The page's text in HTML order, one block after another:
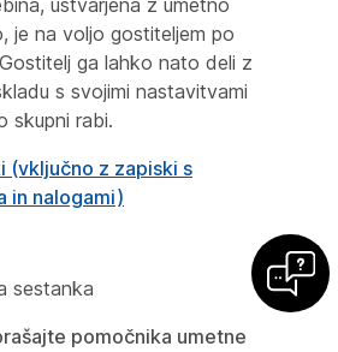
ustvarjena z umetno
je na voljo gostiteljem po
ga lahko nato deli z
s svojimi nastavitvami
skupni rabi.
(vključno z zapiski s
in nalogami)
sestanka
pomočnika umetne